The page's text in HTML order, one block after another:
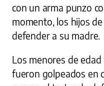
con un arma punzo
momento, los hijos
defender a su madre.
Los menores de
fueron golpeados en